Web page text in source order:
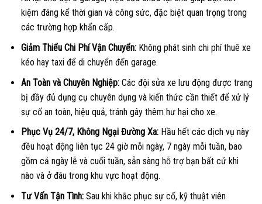
kiệm đáng kể thời gian và công sức, đặc biệt quan trọng trong
các trường hợp khẩn cấp.
Giảm Thiểu Chi Phí Vận Chuyển:Không phát sinh chi phí thuê xe
kéo hay taxi để di chuyển đến garage.
An Toàn và Chuyên Nghiệp:Các đội sửa xe lưu động được trang
bị đầy đủ dụng cụ chuyên dụng và kiến thức cần thiết để xử lý
sự cố an toàn, hiệu quả, tránh gây thêm hư hại cho xe.
Phục Vụ 24/7, Không Ngại Đường Xa:Hầu hết các dịch vụ này
đều hoạt động liên tục 24 giờ mỗi ngày, 7 ngày mỗi tuần, bao
gồm cả ngày lễ và cuối tuần, sẵn sàng hỗ trợ bạn bất cứ khi
nào và ở đâu trong khu vực hoạt động.
Tư Vấn Tận Tình:Sau khi khắc phục sự cố, kỹ thuật viên